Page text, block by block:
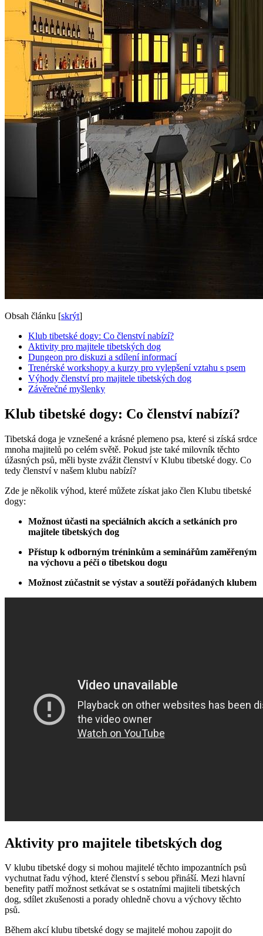
Obsah článku [skrýt]
Klub tibetské dogy: Co členství nabízí?
Aktivity pro majitele tibetských dog
Dungeon pro diskuzi a sdílení informací
Trenérské workshopy a kurzy pro vylepšení vztahu s psem
Výhody členství pro majitele tibetských dog
Závěrečné myšlenky
Klub tibetské dogy: Co členství nabízí?
Tibetská doga je vznešené a krásné plemeno psa, které si získá srdce
mnoha majitelů po celém světě. Pokud jste také milovník těchto
úžasných psů, měli byste zvážit členství v Klubu tibetské dogy. Co
tedy členství v našem klubu nabízí?
Zde je několik výhod, které můžete získat jako člen Klubu tibetské
dogy:
Možnost účasti na speciálních akcích a setkáních pro
majitele tibetských dog
Přístup k odborným tréninkům a seminářům zaměřeným
na výchovu a péči o tibetskou dogu
Možnost zúčastnit se výstav a soutěží pořádaných klubem
Aktivity pro majitele tibetských dog
V klubu tibetské dogy si mohou majitelé těchto impozantních psů
vychutnat řadu výhod, které členství s sebou přináší. Mezi hlavní
benefity patří možnost setkávat se s ostatními majiteli tibetských
dog, sdílet zkušenosti a porady ohledně chovu a výchovy těchto
psů.
Během akcí klubu tibetské dogy se majitelé mohou zapojit do